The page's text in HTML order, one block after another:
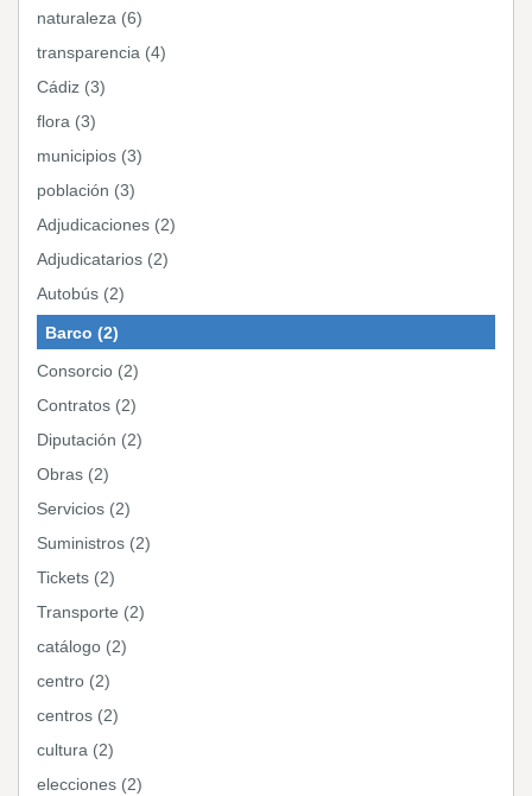
naturaleza (6)
transparencia (4)
Cádiz (3)
flora (3)
municipios (3)
población (3)
Adjudicaciones (2)
Adjudicatarios (2)
Autobús (2)
Barco (2)
Consorcio (2)
Contratos (2)
Diputación (2)
Obras (2)
Servicios (2)
Suministros (2)
Tickets (2)
Transporte (2)
catálogo (2)
centro (2)
centros (2)
cultura (2)
elecciones (2)